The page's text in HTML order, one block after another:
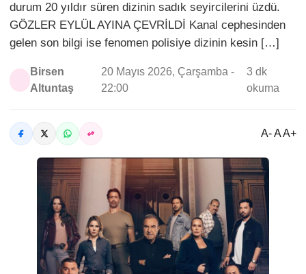
durum 20 yıldır süren dizinin sadık seyircilerini üzdü.
GÖZLER EYLÜL AYINA ÇEVRİLDİ Kanal cephesinden
gelen son bilgi ise fenomen polisiye dizinin kesin […]
Birsen
Altuntaş
20 Mayıs 2026, Çarşamba -
22:00
3 dk
okuma
A- A A+